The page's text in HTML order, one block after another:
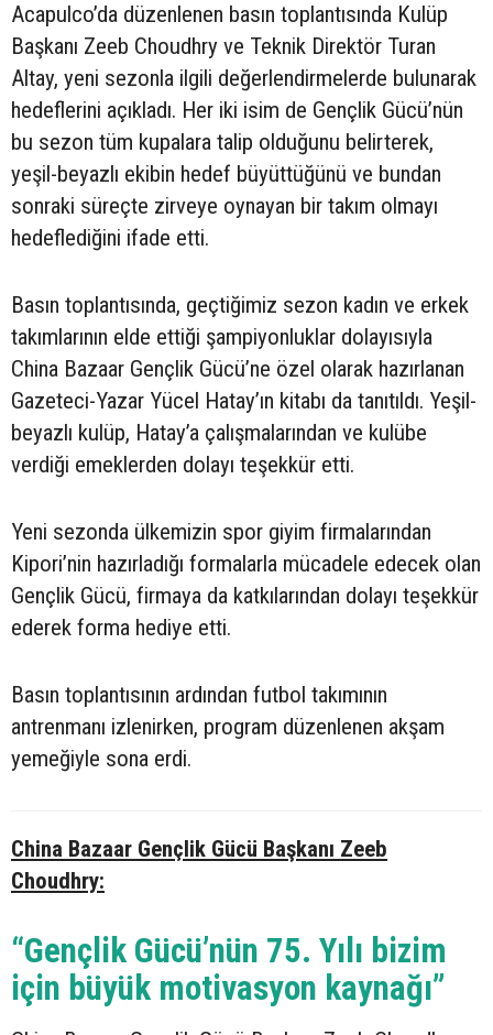
Acapulco’da düzenlenen basın toplantısında Kulüp
Başkanı Zeeb Choudhry ve Teknik Direktör Turan
Altay, yeni sezonla ilgili değerlendirmelerde bulunarak
hedeflerini açıkladı. Her iki isim de Gençlik Gücü’nün
bu sezon tüm kupalara talip olduğunu belirterek,
yeşil-beyazlı ekibin hedef büyüttüğünü ve bundan
sonraki süreçte zirveye oynayan bir takım olmayı
hedeflediğini ifade etti.
Basın toplantısında, geçtiğimiz sezon kadın ve erkek
takımlarının elde ettiği şampiyonluklar dolayısıyla
China Bazaar Gençlik Gücü’ne özel olarak hazırlanan
Gazeteci-Yazar Yücel Hatay’ın kitabı da tanıtıldı. Yeşil-
beyazlı kulüp, Hatay’a çalışmalarından ve kulübe
verdiği emeklerden dolayı teşekkür etti.
Yeni sezonda ülkemizin spor giyim firmalarından
Kipori’nin hazırladığı formalarla mücadele edecek olan
Gençlik Gücü, firmaya da katkılarından dolayı teşekkür
ederek forma hediye etti.
Basın toplantısının ardından futbol takımının
antrenmanı izlenirken, program düzenlenen akşam
yemeğiyle sona erdi.
China Bazaar Gençlik Gücü Başkanı Zeeb
Choudhry:
“Gençlik Gücü’nün 75. Yılı bizim
için büyük motivasyon kaynağı”